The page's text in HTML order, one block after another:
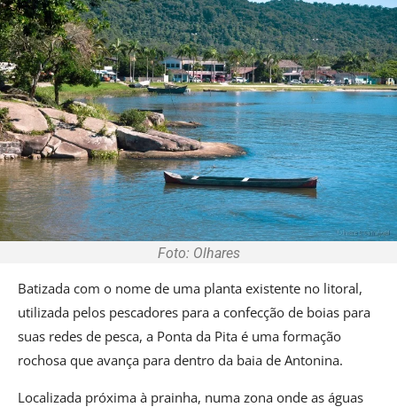
Foto: Olhares
Batizada com o nome de uma planta existente no litoral,
utilizada pelos pescadores para a confecção de boias para
suas redes de pesca, a Ponta da Pita é uma formação
rochosa que avança para dentro da baia de Antonina.
Localizada próxima à prainha, numa zona onde as águas